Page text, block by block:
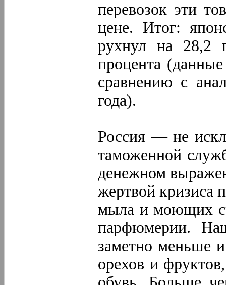
перевозок эти
цене. Итог:
рухнул на 28,2
процента
сравнению с
года).
Россия — не
таможенной
денежном
жертвой кризиса
мыла и моющих
парфюмерии.
заметно меньше
орехов и